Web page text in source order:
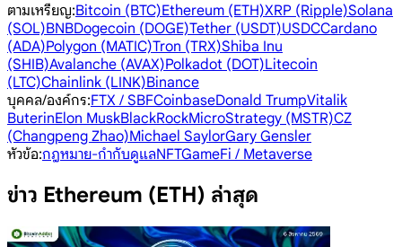
ตามเหรียญ:Bitcoin (BTC)Ethereum (ETH)XRP (Ripple)Solana
(SOL)BNBDogecoin (DOGE)Tether (USDT)USDCCardano
(ADA)Polygon (MATIC)Tron (TRX)Shiba Inu
(SHIB)Avalanche (AVAX)Polkadot (DOT)Litecoin
(LTC)Chainlink (LINK)Binance
บุคคล/องค์กร:FTX / SBFCoinbaseDonald TrumpVitalik
ButerinElon MuskBlackRockMicroStrategy (MSTR)CZ
(Changpeng Zhao)Michael SaylorGary Gensler
หัวข้อ:กฎหมาย-กำกับดูแลNFTGameFi / Metaverse
ข่าว Ethereum (ETH) ล่าสุด